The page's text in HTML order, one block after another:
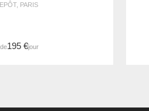
PARIS
195 €/jour